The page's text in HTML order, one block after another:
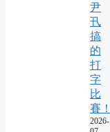
尹
卂
搞
的
打
字
比
賽！
2026-